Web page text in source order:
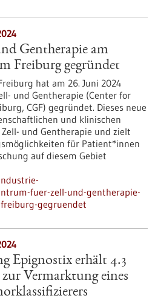
Gentherapie am
Freiburg gegründet
hat am 26. Juni 2024
und Gentherapie (Center for
CGF) gegründet. Dieses neue
und klinischen
und Gentherapie und zielt
für Patient*innen
auf diesem Gebiet
fuer-zell-und-gentherapie-
gegruendet
Epignostix erhält 4.3
Vermarktung eines